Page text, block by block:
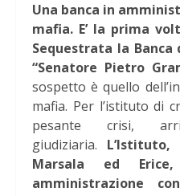
Una banca in
mafia. E’ la prima
Sequestrata la
“Senatore Pietro
sospetto è quello
mafia. Per l’istituto di
pesante crisi,
giudiziaria.
Marsala ed
amministrazione